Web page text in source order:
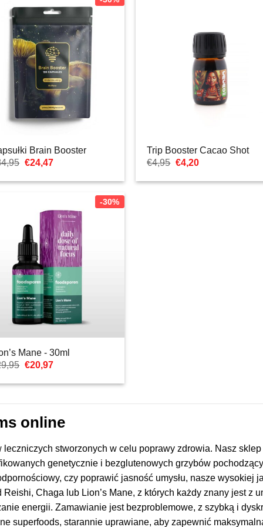
Brain Booster
Pierwotna
wynosiła:
€24,47Aktualna
€24,47.
Trip Booster Cacao Shot
€4,95 Pierwotna
wynosiła:
€4,20Aktualna
€4,20.
-30%
Mane - 30ml
Pierwotna
wynosiła:
€20,97Aktualna
€20,97.
online
stworzonych w celu poprawy zdrowia. Nasz
genetycznie i bezglutenowych grzybów
czy poprawić jasność umysłu, nasze wysokiej
Chaga lub Lion’s Mane, z których każdy znany jest z
energii. Zamawianie jest bezproblemowe, z szybką i
superfoods, starannie uprawiane, aby zapewnić